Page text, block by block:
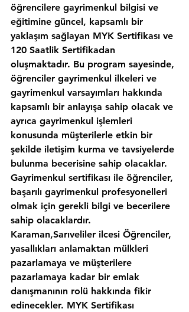
öğrencilere gayrimenkul bilgisi ve
eğitimine güncel, kapsamlı bir
yaklaşım sağlayan MYK Sertifikası ve
120 Saatlik Sertifikadan
oluşmaktadır. Bu program sayesinde,
öğrenciler gayrimenkul ilkeleri ve
gayrimenkul varsayımları hakkında
kapsamlı bir anlayışa sahip olacak ve
ayrıca gayrimenkul işlemleri
konusunda müşterilerle etkin bir
şekilde iletişim kurma ve tavsiyelerde
bulunma becerisine sahip olacaklar.
Gayrimenkul sertifikası ile öğrenciler,
başarılı gayrimenkul profesyonelleri
olmak için gerekli bilgi ve becerilere
sahip olacaklardır.
Karaman,Sarıveliler ilcesi Öğrenciler,
yasallıkları anlamaktan mülkleri
pazarlamaya ve müşterilere
pazarlamaya kadar bir emlak
danışmanının rolü hakkında fikir
edinecekler. MYK Sertifikası